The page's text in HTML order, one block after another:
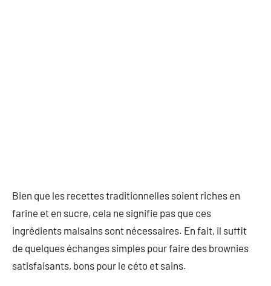
Bien que les recettes traditionnelles soient riches en
farine et en sucre, cela ne signifie pas que ces
ingrédients malsains sont nécessaires. En fait, il suffit
de quelques échanges simples pour faire des brownies
satisfaisants, bons pour le céto et sains.